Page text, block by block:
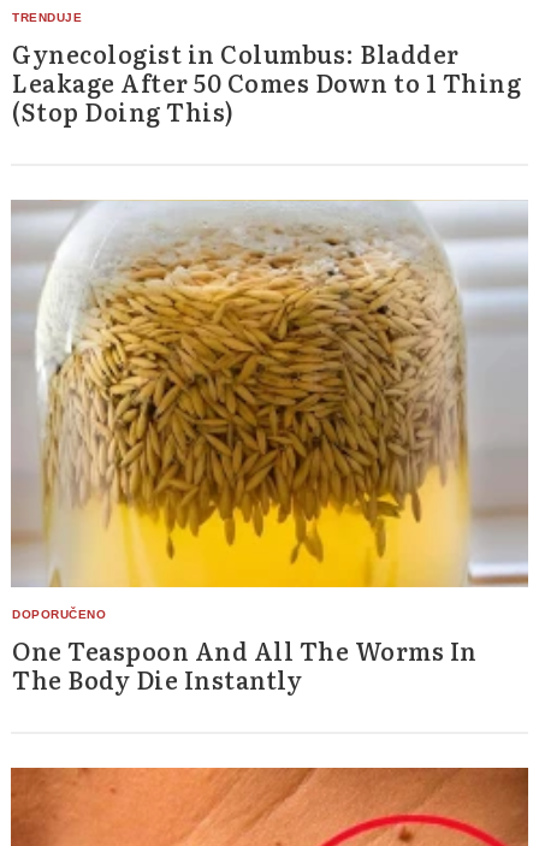
Gynecologist in Columbus: Bladder
Leakage After 50 Comes Down to 1 Thing
(Stop Doing This)
One Teaspoon And All The Worms In
The Body Die Instantly